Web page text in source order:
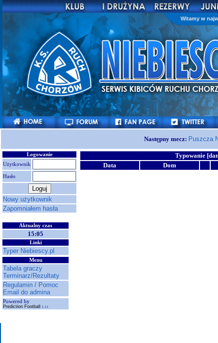
Witamy w
Następny mecz: Puszcza
Logowanie
Użytkownik
Hasło
Nowy użytkownik
Zapomniałem hasła
Aktualny czas
15:05
Linki
Typer Niebiescy.pl
Menu
Tabela graczy
Terminarz/Rezultaty
Regulamin / Pomoc
Email do admina
Powered by
Prediction Football 1.11
Typowanie
Data
Dom